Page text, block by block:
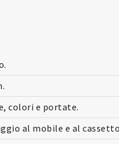
colori e portate.
al mobile e al